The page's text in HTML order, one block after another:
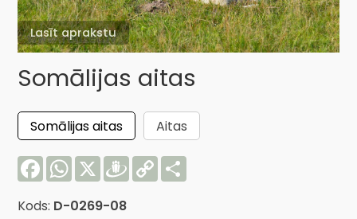
Lasīt aprakstu
Somālijas aitas
Somālijas aitas
Aitas
FacebookWhatsApp
X Draugiem
Copy
Link
Kods: D-0269-08